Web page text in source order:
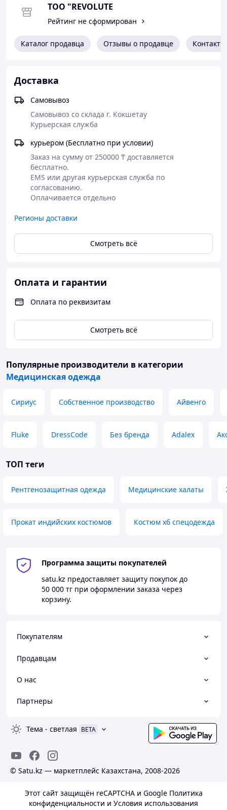
эффективности.ТОО "REVOLUTE
Рейтинг не сформирован
Каталог продавца Отзывы о продавце Контакты
Доставка
Самовывоз
Самовывоз со склада г. Кокшетау
Курьерская служба
курьером (Бесплатно при условии)
Заказ на сумму от 250000 ₸ доставляется
бесплатно.
EMS или другая курьерская служба по
согласованию.
Оплачивается отдельно
Регионы доставки
Смотреть всё
Оплата и гарантии
Оплата по реквизитам
Смотреть всё
Популярные производители в категории
Медицинская одежда
Сириус Собственное производство Айвенго
Fluke DressCode Без бренда Adalex
ТОП теги
Рентгенозащитная одежда Медицинские халаты
Прокат индийских костюмов Костюм хб спецодежда
Программа защиты покупателей
satu.kz предоставляет защиту покупок до
50 000 тг при оформлении заказа через
корзину.
Покупателям
Продавцам
О нас
Партнеры
Тема - светлая BETA
© Satu.kz — маркетплейс Казахстана, 2008-2026
Этот сайт защищён reCAPTCHA и Google Политика
конфиденциальности и Условия использования